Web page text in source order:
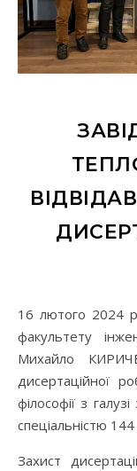
16 лютого 2024 року завідувач кафедри теплотехніки
факультету
Михайло
дисертаційної
філософії з
спеціальністю
Захист